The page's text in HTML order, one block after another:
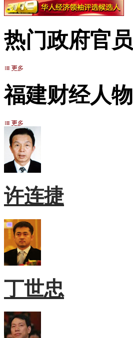
热门政府官员
福建财经人物
许连捷
丁世忠